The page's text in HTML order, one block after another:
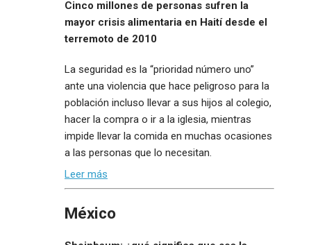
Cinco millones de personas sufren la
mayor crisis alimentaria en Haití desde el
terremoto de 2010
La seguridad es la “prioridad número uno”
ante una violencia que hace peligroso para la
población incluso llevar a sus hijos al colegio,
hacer la compra o ir a la iglesia, mientras
impide llevar la comida en muchas ocasiones
a las personas que lo necesitan.
Leer más
México